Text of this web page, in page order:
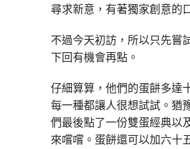
尋求新意，有著獨家創意的
不過今天初訪，所以只先嘗
下回有機會再點。
仔細算算，他們的蛋餅多達
每一種都讓人很想試試。猶
們最後點了一份雙蛋經典以
來嚐嚐。蛋餅還可以加六十